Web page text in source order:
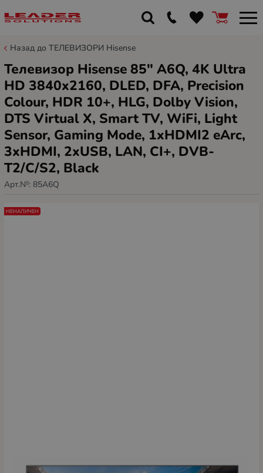
Назад до ТЕЛЕВИЗОРИ Hisense
Телевизор Hisense 85" A6Q, 4K Ultra
HD 3840x2160, DLED, DFA, Precision
Colour, HDR 10+, HLG, Dolby Vision,
DTS Virtual X, Smart TV, WiFi, Light
Sensor, Gaming Mode, 1xHDMI2 eArc,
3xHDMI, 2xUSB, LAN, CI+, DVB-
T2/C/S2, Black
Арт.№: 85A6Q
НЕНАЛИЧЕН